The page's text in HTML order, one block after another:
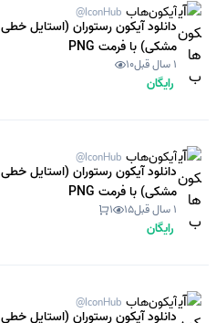
آیکون‌هاب @IconHub
دانلود آیکون رستوران (استایل خطی
مشکی) با فرمت PNG
1 سال قبل 10
رایگان
آیکون‌هاب @IconHub
دانلود آیکون رستوران (استایل خطی
مشکی) با فرمت PNG
1 سال قبل 15
1
رایگان
آیکون‌هاب @IconHub
دانلود آیکون رستوران (استایل خطی